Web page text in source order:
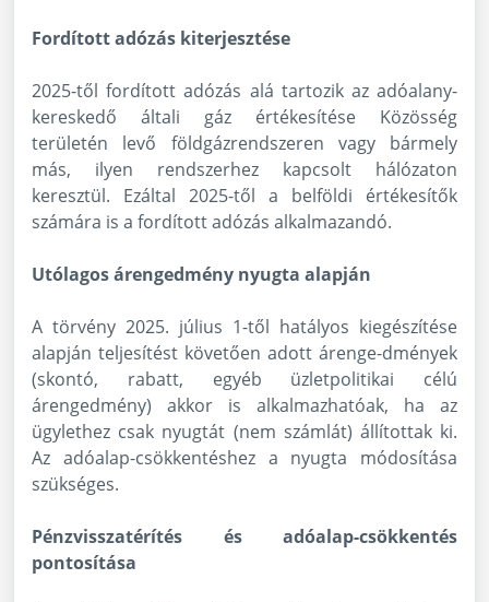
Fordított adózás kiterjesztése
2025-től fordított adózás alá tartozik az adóalany-
kereskedő általi gáz értékesítése Közösség
területén levő földgázrendszeren vagy bármely
más, ilyen rendszerhez kapcsolt hálózaton
keresztül. Ezáltal 2025-től a belföldi értékesítők
számára is a fordított adózás alkalmazandó.
Utólagos árengedmény nyugta alapján
A törvény 2025. július 1-től hatályos kiegészítése
alapján teljesítést követően adott árenge-dmények
(skontó, rabatt, egyéb üzletpolitikai célú
árengedmény) akkor is alkalmazhatóak, ha az
ügylethez csak nyugtát (nem számlát) állítottak ki.
Az adóalap-csökkentéshez a nyugta módosítása
szükséges.
Pénzvisszatérítés és adóalap-csökkentés
pontosítása